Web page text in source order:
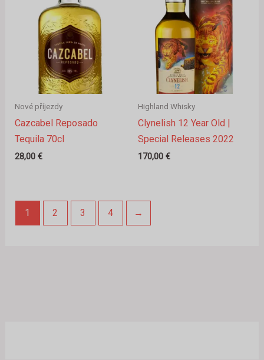
Nové příjezdy
Cazcabel Reposado
Tequila 70cl
28,00 €
Highland Whisky
Clynelish 12 Year Old |
Special Releases 2022
170,00 €
1 2 3 4 →